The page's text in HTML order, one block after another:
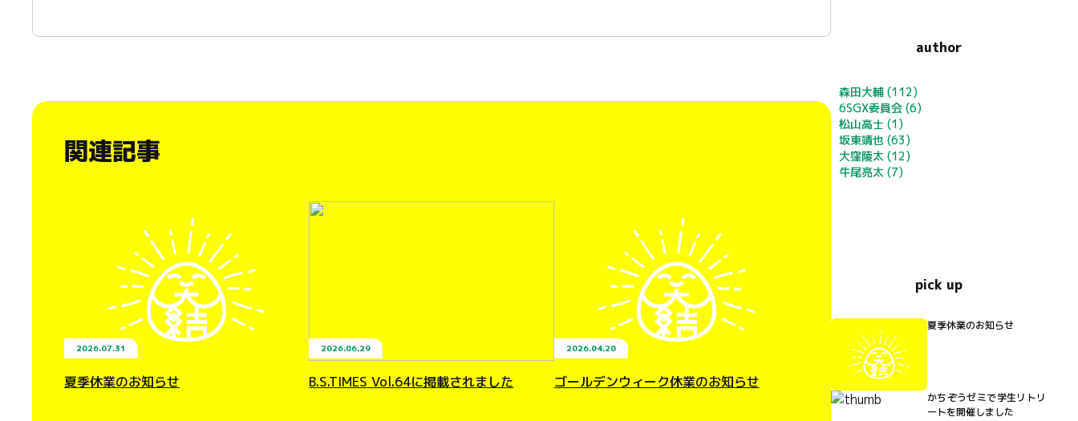
関連記事
2026.07.31
夏季休業のお知らせ
2026.06.29
B.S.TIMES Vol.64に掲載されました
2026.04.20
ゴールデンウィーク休業のお知らせ
author
森田大輔 (112)
6SGX委員会 (6)
松山高士 (1)
坂東靖也 (63)
大窪陵太 (12)
牛尾亮太 (7)
pick up
夏季休業のお知らせ
かちぞうゼミで学生リトリ
ートを開催しました